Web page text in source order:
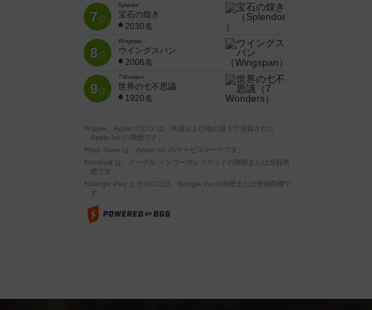
7位
Splendor
宝石の煌き
2030名
8位
Wingspan
ウイングスパン
2006名
9位
7 Wonders
世界の七不思議
1920名
※Apple、Apple のロゴ は、米国および他の国々で登録された
Apple Inc.の商標です。
※App Store は、Apple Inc.のサービスマークです。
※Android は、グーグル インコーポレイテッドの商標または登録商
標です。
※Google Play とそのロゴは、Google Inc.の商標または登録商標で
す。